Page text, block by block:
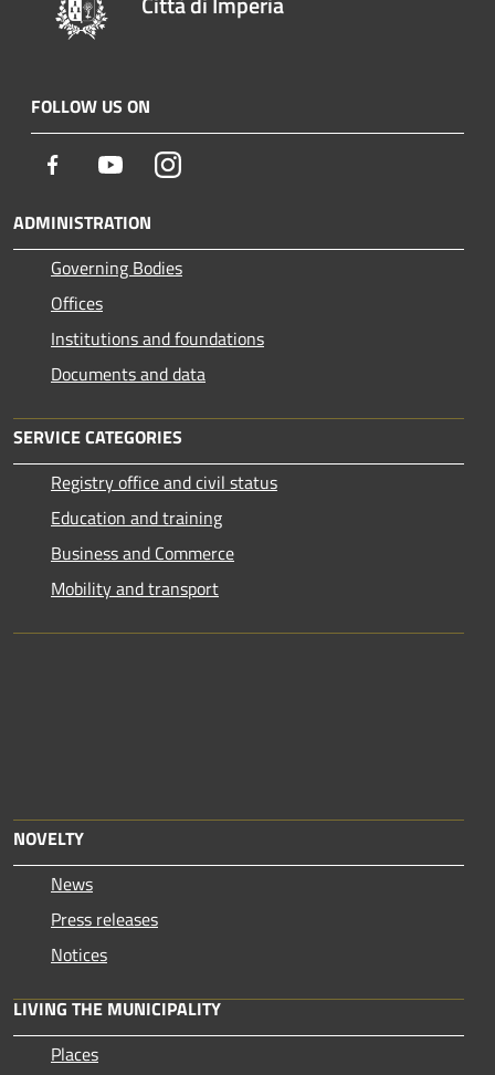
FOLLOW US ON
Facebook YoutubeInstagram
ADMINISTRATION
Governing Bodies
Offices
Institutions and foundations
Documents and data
SERVICE CATEGORIES
Registry office and civil status
Education and training
Business and Commerce
Mobility and transport
NOVELTY
News
Press releases
Notices
LIVING THE MUNICIPALITY
Places